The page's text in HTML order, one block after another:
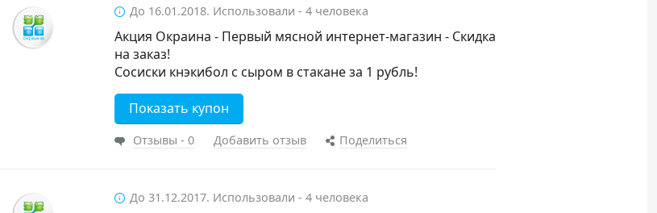
До 16.01.2018. Использовали - 4 человека
Акция Окраина - Первый мясной интернет-магазин - Скидка
на заказ!
Сосиски кнэкибол с сыром в стакане за 1 рубль!
Показать купон
Отзывы - 0 Добавить отзыв Поделиться
До 31.12.2017. Использовали - 4 человека